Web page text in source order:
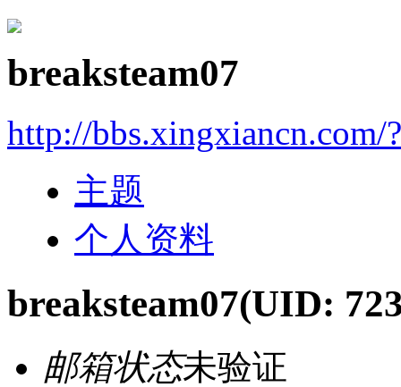
breaksteam07
http://bbs.xingxiancn.com/
主题
个人资料
breaksteam07(UID:
邮箱状态未验证